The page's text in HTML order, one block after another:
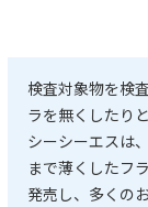
検査対象物を検
ラを無くしたり
シーシーエスは
まで薄くしたフ
発売し、多くの